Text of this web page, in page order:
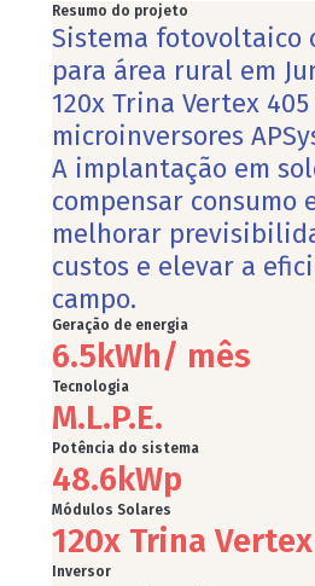
Resumo do projeto
Sistema fotovoltaico
para área rural em
120x Trina Vertex 405
microinversores
A implantação em
compensar consumo
melhorar
custos e elevar a
campo.
Geração de energia
6.5kWh/ mês
Tecnologia
M.L.P.E.
Potência do sistema
48.6kWp
Módulos Solares
120x Trina
Inversor